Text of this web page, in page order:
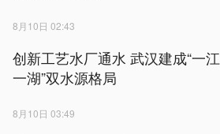
8月10日 02:43
创新工艺水厂通水 武汉建成“一江
一湖”双水源格局
8月10日 03:49